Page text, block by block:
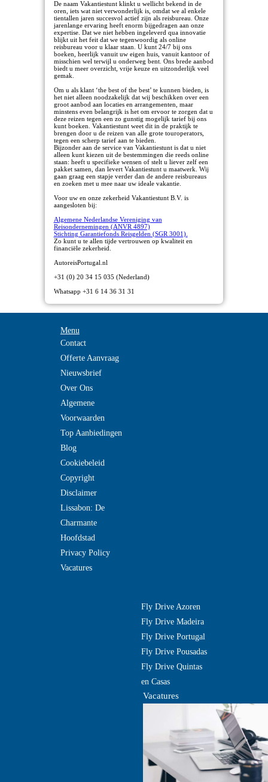
De naam Vakantiestunt klinkt u wellicht bekend in de
oren, iets wat niet verwonderlijk is, omdat we al enkele
tientallen jaren succesvol actief zijn als reisbureau. Onze
jarenlange ervaring heeft enorm bijgedragen aan onze
expertise. Dat we niet hebben ingeleverd qua innovatie
blijkt uit het feit dat we tegenwoordig als online
reisbureau voor u klaar staan. U kunt 24/7 bij ons
boeken, heerlijk vanuit uw eigen huis, vanuit kantoor of
misschien wel terwijl u onderweg bent. Ons brede aanbod
biedt u meer overzicht, vrije keuze en uitzonderlijk veel
gemak.
Om u als klant ‘the best of the best’ te kunnen bieden, is
het niet alleen noodzakelijk dat wij beschikken over een
groot aanbod aan locaties en arrangementen, maar
minstens even belangrijk is het om ervoor te zorgen dat u
deze reizen tegen een zo gunstig mogelijk tarief bij ons
kunt boeken. Vakantiestunt weet dit in de praktijk te
brengen door u de reizen van alle grote touroperators,
tegen een scherp tarief aan te bieden.
Bijzonder aan de service van Vakantiestunt is dat u niet
alleen kunt kiezen uit de bestemmingen die reeds online
staan: heeft u specifieke wensen of stelt u liever zelf een
pakket samen, dan levert Vakantiestunt u maatwerk. Wij
gaan graag een stapje verder dan de andere reisbureaus
en zoeken met u mee naar uw ideale vakantie.
Voor uw en onze zekerheid Vakantiestunt B.V. is
aangesloten bij:
Algemene Nederlandse Vereniging van
Reisondernemingen (ANVR 4897)
Stichting Garantiefonds Reisgelden (SGR 3001).
Zo kunt u te allen tijde vertrouwen op kwaliteit en
financiële zekerheid.
AutoreisPortugal.nl
+31 (0) 20 34 15 035 (Nederland)
Whatsapp +31 6 14 36 31 31
Menu
Contact
Offerte Aanvraag
Nieuwsbrief
Over Ons
Algemene
Voorwaarden
Top Aanbiedingen
Blog
Cookiebeleid
Copyright
Disclaimer
Lissabon: De
Charmante
Hoofdstad
Privacy Policy
Vacatures
Fly Drive Azoren
Fly Drive Madeira
Fly Drive Portugal
Fly Drive Pousadas
Fly Drive Quintas
en Casas
Vacatures